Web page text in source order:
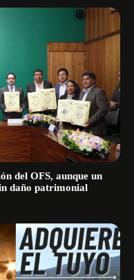
del OFS, aunque un
daño patrimonial